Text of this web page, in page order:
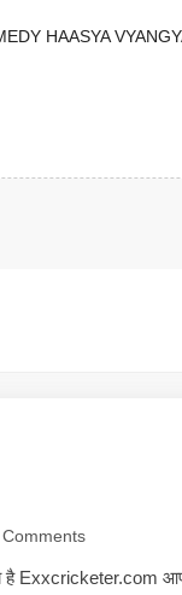
HAASYA
Comments
है Exxcricketer.com